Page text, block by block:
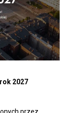
2027
przez